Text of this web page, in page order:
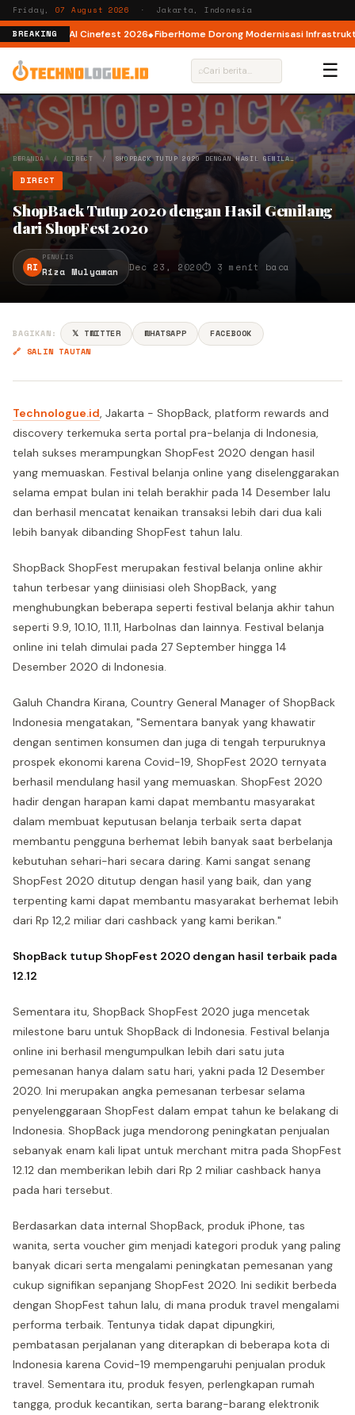
Friday, 07 August 2026 · Jakarta, Indonesia
BREAKING
AI lewat AI Cinefest 2026 FiberHome Dorong Modernisasi Infrastruktur
⌕ ☰
BERANDA/DIRECT / SHOPBACK TUTUP 2020 DENGAN HASIL GEMILA…
DIRECT
ShopBack Tutup 2020 dengan Hasil Gemilang
dari ShopFest 2020
RI
PENULIS
Riza Mulyawan Dec 23, 2020⏱ 3 menit baca
BAGIKAN: 𝕏 TWITTER WHATSAPP
FACEBOOK
🔗 SALIN TAUTAN
Technologue.id, Jakarta - ShopBack, platform rewards and
discovery terkemuka serta portal pra-belanja di Indonesia,
telah sukses merampungkan ShopFest 2020 dengan hasil
yang memuaskan. Festival belanja online yang diselenggarakan
selama empat bulan ini telah berakhir pada 14 Desember lalu
dan berhasil mencatat kenaikan transaksi lebih dari dua kali
lebih banyak dibanding ShopFest tahun lalu.
ShopBack ShopFest merupakan festival belanja online akhir
tahun terbesar yang diinisiasi oleh ShopBack, yang
menghubungkan beberapa seperti festival belanja akhir tahun
seperti 9.9, 10.10, 11.11, Harbolnas dan lainnya. Festival belanja
online ini telah dimulai pada 27 September hingga 14
Desember 2020 di Indonesia.
Galuh Chandra Kirana, Country General Manager of ShopBack
Indonesia mengatakan, "Sementara banyak yang khawatir
dengan sentimen konsumen dan juga di tengah terpuruknya
prospek ekonomi karena Covid-19, ShopFest 2020 ternyata
berhasil mendulang hasil yang memuaskan. ShopFest 2020
hadir dengan harapan kami dapat membantu masyarakat
dalam membuat keputusan belanja terbaik serta dapat
membantu pengguna berhemat lebih banyak saat berbelanja
kebutuhan sehari-hari secara daring. Kami sangat senang
ShopFest 2020 ditutup dengan hasil yang baik, dan yang
terpenting kami dapat membantu masyarakat berhemat lebih
dari Rp 12,2 miliar dari cashback yang kami berikan."
ShopBack tutup ShopFest 2020 dengan hasil terbaik pada
12.12
Sementara itu, ShopBack ShopFest 2020 juga mencetak
milestone baru untuk ShopBack di Indonesia. Festival belanja
online ini berhasil mengumpulkan lebih dari satu juta
pemesanan hanya dalam satu hari, yakni pada 12 Desember
2020. Ini merupakan angka pemesanan terbesar selama
penyelenggaraan ShopFest dalam empat tahun ke belakang di
Indonesia. ShopBack juga mendorong peningkatan penjualan
sebanyak enam kali lipat untuk merchant mitra pada ShopFest
12.12 dan memberikan lebih dari Rp 2 miliar cashback hanya
pada hari tersebut.
Berdasarkan data internal ShopBack, produk iPhone, tas
wanita, serta voucher gim menjadi kategori produk yang paling
banyak dicari serta mengalami peningkatan pemesanan yang
cukup signifikan sepanjang ShopFest 2020. Ini sedikit berbeda
dengan ShopFest tahun lalu, di mana produk travel mengalami
performa terbaik. Tentunya tidak dapat dipungkiri,
pembatasan perjalanan yang diterapkan di beberapa kota di
Indonesia karena Covid-19 mempengaruhi penjualan produk
travel. Sementara itu, produk fesyen, perlengkapan rumah
tangga, produk kecantikan, serta barang-barang elektronik